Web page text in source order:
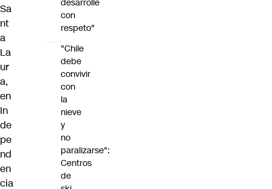
Sa
nt
a
La
ur
a,
en
In
de
pe
nd
en
cia
desarrolle
con
respeto"
"Chile
debe
convivir
con
la
nieve
y
no
paralizarse":
Centros
de